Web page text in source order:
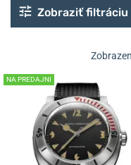
Zobraziť filtráciu
NA PREDAJNI